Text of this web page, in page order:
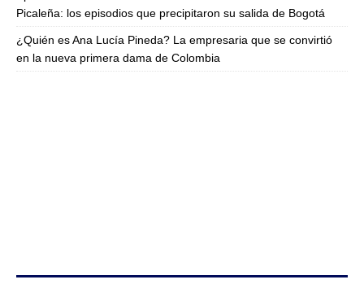
Picaleña: los episodios que precipitaron su salida de Bogotá
¿Quién es Ana Lucía Pineda? La empresaria que se convirtió
en la nueva primera dama de Colombia